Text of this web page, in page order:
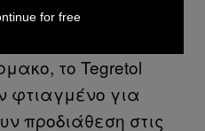
παράνοιά μου.
ένα
το Tegretol
φτιαγμένο για
προδιάθεση στις
for free